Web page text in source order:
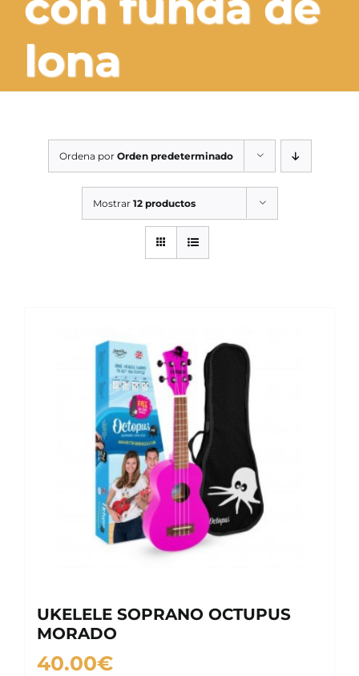
SERVICIOS TALLER
SERVICIOS TALLER
OCASIÓN
lona
Ordena por Orden predeterminado
Mostrar 12 productos
UKELELE SOPRANO OCTUPUS
MORADO
40.00€